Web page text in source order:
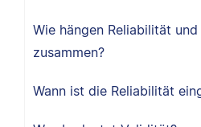
Wie hängen Reliabilität
zusammen?
Wann ist die Reliabilität